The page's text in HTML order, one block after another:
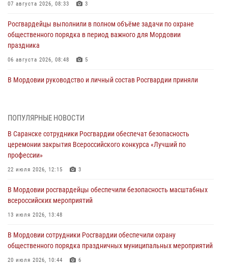
07 августа 2026, 08:33 3
Росгвардейцы выполнили в полном объёме задачи по охране
общественного порядка в период важного для Мордовии
праздника
06 августа 2026, 08:48 5
В Мордовии руководство и личный состав Росгвардии приняли
06 августа 2026, 08:14 9
В Саранске сотрудники Росгвардии задержали дебошира,
повредившего имущество в кафе
06 августа 2026, 07:03
незамедлительно
05 августа 2026, 15:04
подозреваемого в причинении телесных повреждений супруге
05 августа 2026, 12:34
ПОПУЛЯРНЫЕ НОВОСТИ
В Саранске сотрудники Росгвардии обеспечат безопасность
церемонии закрытия Всероссийского конкурса «Лучший по
профессии»
22 июля 2026, 12:15 3
В Мордовии росгвардейцы обеспечили безопасность масштабных
всероссийских мероприятий
13 июля 2026, 13:48
В Мордовии сотрудники Росгвардии обеспечили охрану
общественного порядка праздничных муниципальных мероприятий
20 июля 2026, 10:44 6